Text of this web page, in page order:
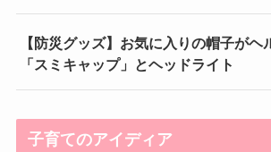
【防災グッズ】お気に入りの帽子がヘ
「スミキャップ」とヘッドライト
子育てのアイディア